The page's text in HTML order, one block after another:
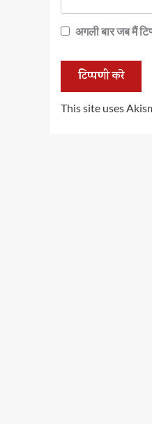
अगली बार जब मैं
This site uses